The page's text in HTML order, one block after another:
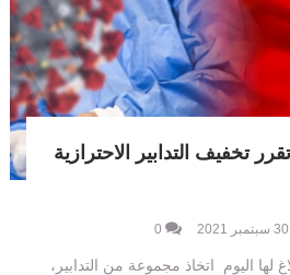
تخفيف التدابير الاحترازية
0
اليوم اتخاذ مجموعة من التدابير،